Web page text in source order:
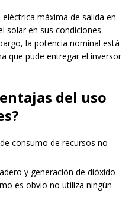
máxima de salida en
solar en sus condiciones
la potencia nominal está
que pude entregar el inversor
del uso
consumo de recursos no
y generación de dióxido
es obvio no utiliza ningún